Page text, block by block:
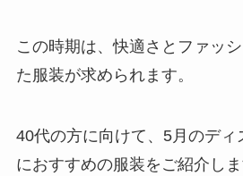
この時期は、快適さとファッ
た服装が求められます。
40代の方に向けて、5月のディ
におすすめの服装をご紹介しま